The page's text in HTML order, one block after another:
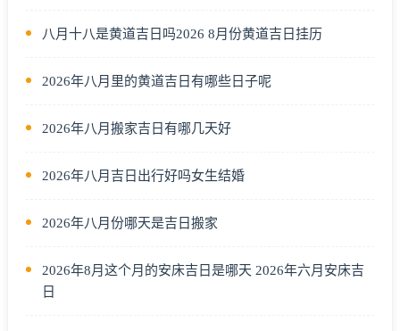
八月十八是黄道吉日吗2026 8月份黄道吉日挂历
2026年八月里的黄道吉日有哪些日子呢
2026年八月搬家吉日有哪几天好
2026年八月吉日出行好吗女生结婚
2026年八月份哪天是吉日搬家
2026年8月这个月的安床吉日是哪天 2026年六月安床吉
日